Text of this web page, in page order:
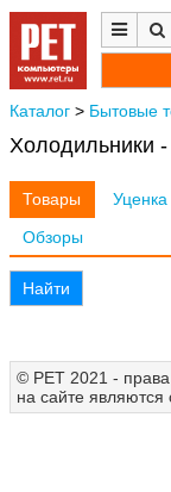
Каталог > Бытовые
Холодильники -
Товары Уценка
Обзоры
Найти
© РЕТ 2021 -
на сайте являются